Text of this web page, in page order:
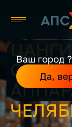
Ваш город ?
Да,
Каталог
О
Контакты